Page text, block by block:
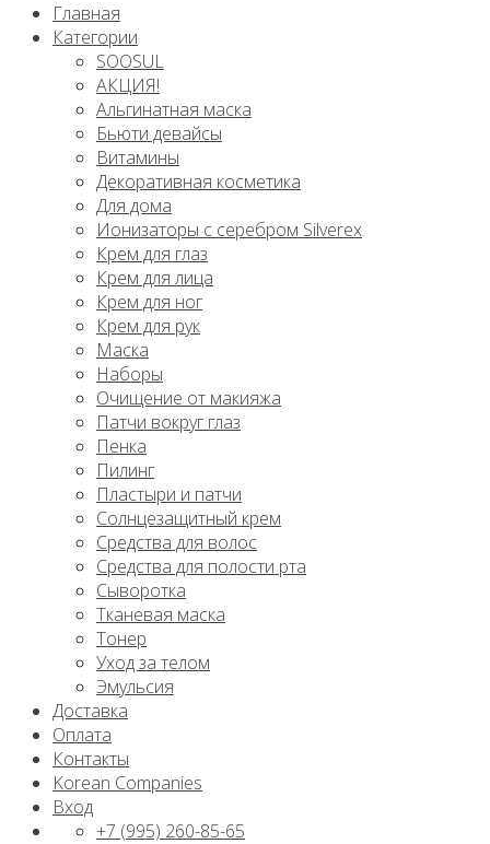
Главная
Категории
SOOSUL
АКЦИЯ!
Альгинатная маска
Бьюти девайсы
Витамины
Декоративная косметика
Для дома
Ионизаторы с серебром Silverex
Крем для глаз
Крем для лица
Крем для ног
Крем для рук
Маска
Наборы
Очищение от макияжа
Патчи вокруг глаз
Пенка
Пилинг
Пластыри и патчи
Солнцезащитный крем
Средства для волос
Средства для полости рта
Сыворотка
Тканевая маска
Тонер
Уход за телом
Эмульсия
Доставка
Оплата
Контакты
Korean Companies
Вход
+7 (995) 260-85-65